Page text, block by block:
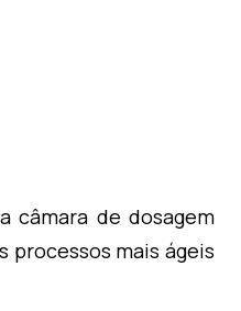
câmara de dosagem
processos mais ágeis